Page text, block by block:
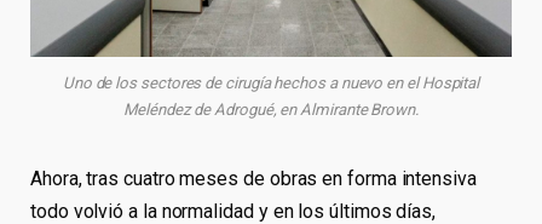
Uno de los sectores de cirugía hechos a nuevo en el Hospital
Meléndez de Adrogué, en Almirante Brown.
Ahora, tras cuatro meses de obras en forma intensiva
todo volvió a la normalidad y en los últimos días,